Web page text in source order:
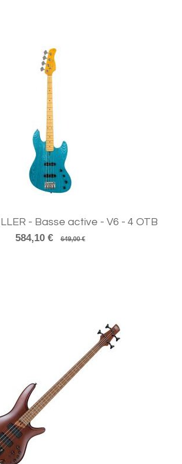
- Basse active - V6 - 4 OTB
584,10 €
649,00 €